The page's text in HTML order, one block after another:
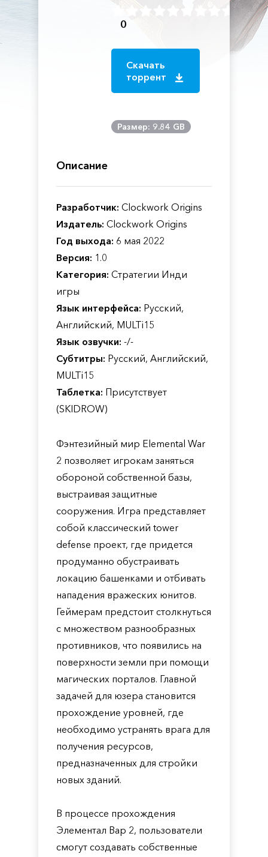
0
Скачать
торрент
Размер: 9.84 GB
Описание
Разработчик: Clockwork Origins
Издатель: Clockwork Origins
Год выхода: 6 мая 2022
Версия: 1.0
Категория: Стратегии Инди
игры
Язык интерфейса: Русский,
Английский, MULTi15
Язык озвучки: -/-
Субтитры: Русский, Английский,
MULTi15
Таблетка: Присутствует
(SKIDROW)
Фэнтезийный мир Elemental War
2 позволяет игрокам заняться
обороной собственной базы,
выстраивая защитные
сооружения. Игра представляет
собой классический tower
defense проект, где придется
продуманно обустраивать
локацию башенками и отбивать
нападения вражеских юнитов.
Геймерам предстоит столкнуться
с множеством разнообразных
противников, что появились на
поверхности земли при помощи
магических порталов. Главной
задачей для юзера становится
прохождение уровней, где
необходимо устранять врага для
получения ресурсов,
предназначенных для стройки
новых зданий.
В процессе прохождения
Элементал Вар 2, пользователи
смогут создавать собственные